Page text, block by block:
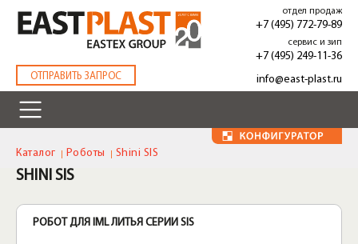
основному
содержанию
ОТПРАВИТЬ ЗАПРОС
отдел продаж
+7 (495) 772-79-89
сервис и зип
+7 (495) 249-11-36
info@east-plast.ru
Каталог Роботы Shini SIS
SHINI SIS
РОБОТ ДЛЯ IML ЛИТЬЯ СЕРИИ SIS